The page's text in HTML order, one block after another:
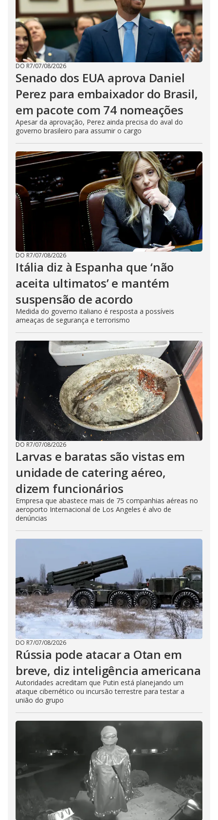
DO R7/07/08/2026
Senado dos EUA aprova Daniel
Perez para embaixador do Brasil,
em pacote com 74 nomeações
Apesar da aprovação, Perez ainda precisa do aval do
governo brasileiro para assumir o cargo
DO R7/07/08/2026
Itália diz à Espanha que ‘não
aceita ultimatos’ e mantém
suspensão de acordo
Medida do governo italiano é resposta a possíveis
ameaças de segurança e terrorismo
DO R7/07/08/2026
Larvas e baratas são vistas em
unidade de catering aéreo,
dizem funcionários
Empresa que abastece mais de 75 companhias aéreas no
aeroporto Internacional de Los Angeles é alvo de
denúncias
DO R7/07/08/2026
Rússia pode atacar a Otan em
breve, diz inteligência americana
Autoridades acreditam que Putin está planejando um
ataque cibernético ou incursão terrestre para testar a
união do grupo